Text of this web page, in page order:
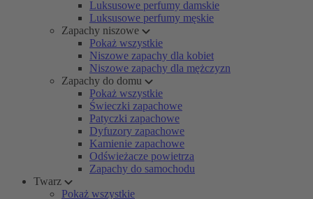
Luksusowe perfumy damskie
Luksusowe perfumy męskie
Zapachy niszowe
Pokaż wszystkie
Niszowe zapachy dla kobiet
Niszowe zapachy dla mężczyzn
Zapachy do domu
Pokaż wszystkie
Świeczki zapachowe
Patyczki zapachowe
Dyfuzory zapachowe
Kamienie zapachowe
Odświeżacze powietrza
Zapachy do samochodu
Twarz
Pokaż wszystkie